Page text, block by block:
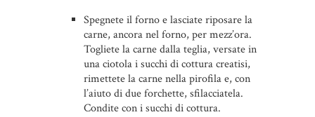
Spegnete il forno e lasciate riposare la
carne, ancora nel forno, per mezz’ora.
Togliete la carne dalla teglia, versate in
una ciotola i succhi di cottura creatisi,
rimettete la carne nella pirofila e, con
l’aiuto di due forchette, sfilacciatela.
Condite con i succhi di cottura.